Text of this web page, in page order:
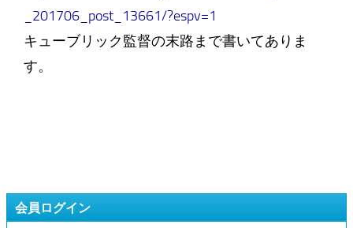
_201706_post_13661/?espv=1
キューブリック監督の末路まで書いてありま
す。
会員ログイン